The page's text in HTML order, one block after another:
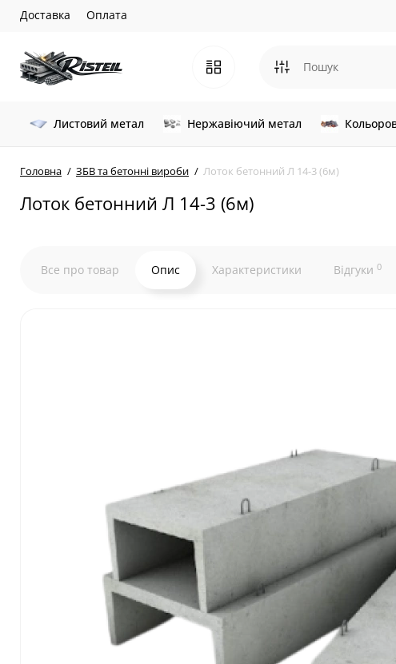
Доставка Оплата
Листовий метал Нержавіючий метал
Головна ЗБВ та бетонні вироби Лоток бетонний Л 14-3 (6м)
Лоток бетонний Л 14-3 (6м)
Все про товар Опис Характеристики Відгуки 0